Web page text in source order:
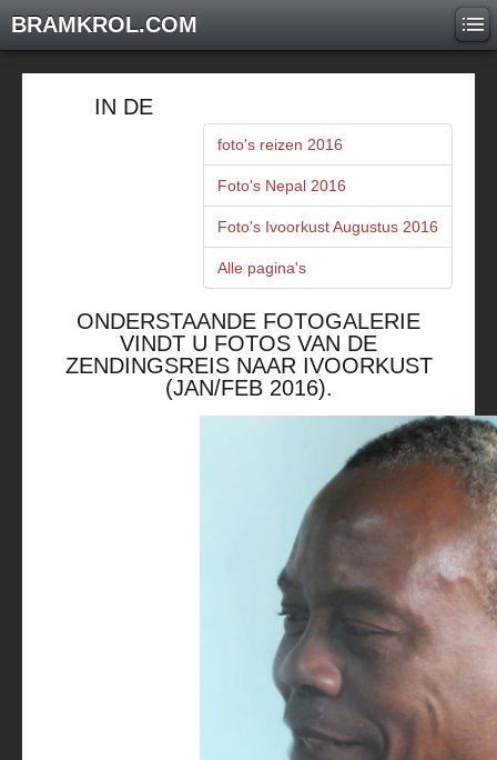
BRAMKROL.COM
foto's reizen 2016
Foto's Nepal 2016
Foto's Ivoorkust Augustus 2016
Alle pagina's
IN DE
ONDERSTAANDE FOTOGALERIE
VINDT U FOTOS VAN DE
ZENDINGSREIS NAAR IVOORKUST
(JAN/FEB 2016).